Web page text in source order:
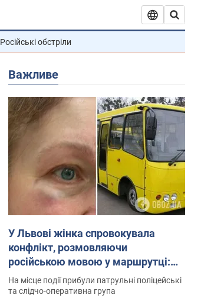
Російські обстріли
Важливе
У Львові жінка спровокувала
конфлікт, розмовляючи
російською мовою у маршрутці:
поліція склала адмінпротокол.
Відео
На місце події прибули патрульні поліцейські
та слідчо-оперативна група